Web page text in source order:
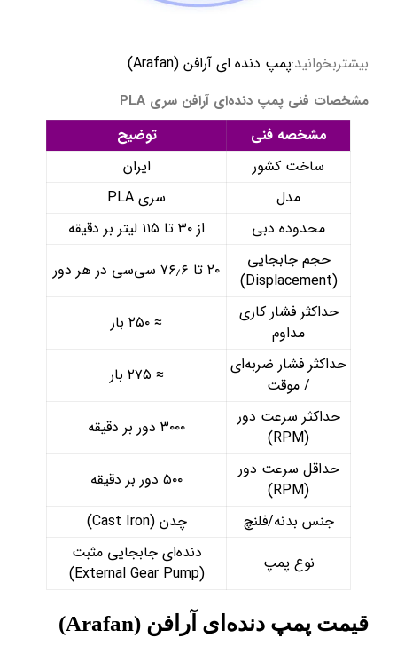
بیشتربخوانید:پمپ دنده ای آرافن (Arafan)
مشخصات فنی پمپ دنده‌ای آرافن سری PLA
مشخصه فنی
توضیح
ساخت کشور
ایران
مدل
سری PLA
محدوده دبی
از ۳۰ تا ۱۱۵ لیتر بر دقیقه
حجم جابجایی
(Displacement)
۲۰ تا ۷۶٫۶ سی‌‌سی در هر دور
حداکثر فشار کاری
مداوم
≈ ۲۵۰ بار
حداکثر فشار ضربه‌ای
/ موقت
≈ ۲۷۵ بار
حداکثر سرعت دور
(RPM)
۳۰۰۰ دور بر دقیقه
حداقل سرعت دور
(RPM)
۵۰۰ دور بر دقیقه
جنس بدنه/فلنچ
چدن (Cast Iron)
نوع پمپ
دنده‌ای جابجایی مثبت
(External Gear Pump)
قیمت پمپ دنده‌ای آرافن (Arafan)